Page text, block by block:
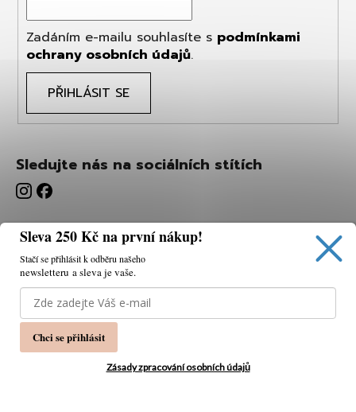
Používáme cookies, abychom vám umožnili pohodlné
prohlížení webu a díky analýze webu neustále zlepšovat
jeho funkce, výkon a použitelnost.
Zadáním e-mailu souhlasíte s podmínkami
ochrany osobních údajů.
PŘIHLÁSIT SE
Sledujte nás na sociálních stítích
Sleva 250 Kč na první nákup!
Stačí se přihlásit k odběru našeho
newsletteru a sleva je vaše.
Chci se přihlásit
Zásady zpracování osobních údajů